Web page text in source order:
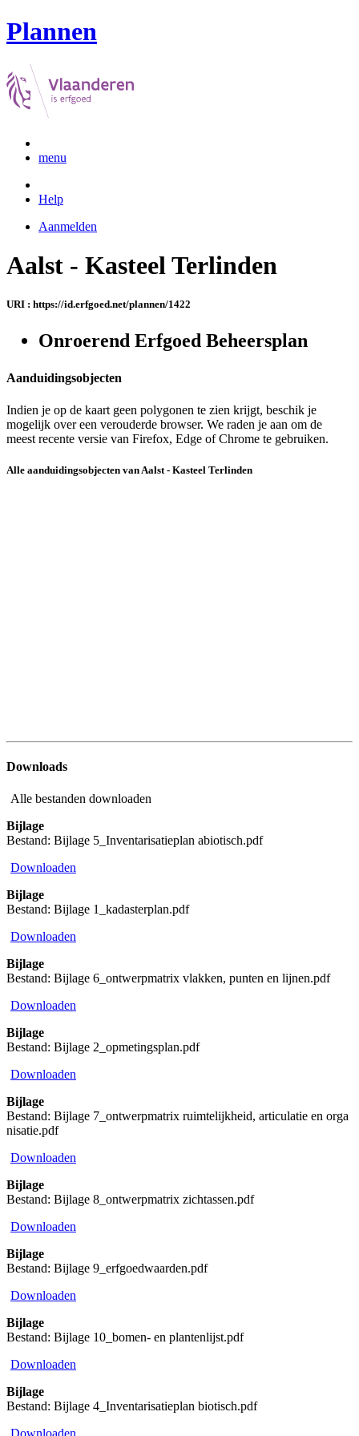
Plannen
menu
Help
Aanmelden
Aalst - Kasteel Terlinden
URI : https://id.erfgoed.net/plannen/1422
Onroerend Erfgoed Beheersplan
Aanduidingsobjecten
Indien je op de kaart geen polygonen te zien krijgt, beschik je
mogelijk over een verouderde browser. We raden je aan om de
meest recente versie van Firefox, Edge of Chrome te gebruiken.
Alle aanduidingsobjecten van Aalst - Kasteel Terlinden
Downloads
Alle bestanden downloaden
Bijlage
Bestand: Bijlage 5_Inventarisatieplan abiotisch.pdf
Downloaden
Bijlage
Bestand: Bijlage 1_kadasterplan.pdf
Downloaden
Bijlage
Bestand: Bijlage 6_ontwerpmatrix vlakken, punten en lijnen.pdf
Downloaden
Bijlage
Bestand: Bijlage 2_opmetingsplan.pdf
Downloaden
Bijlage
Bestand: Bijlage 7_ontwerpmatrix ruimtelijkheid, articulatie en orga
nisatie.pdf
Downloaden
Bijlage
Bestand: Bijlage 8_ontwerpmatrix zichtassen.pdf
Downloaden
Bijlage
Bestand: Bijlage 9_erfgoedwaarden.pdf
Downloaden
Bijlage
Bestand: Bijlage 10_bomen- en plantenlijst.pdf
Downloaden
Bijlage
Bestand: Bijlage 4_Inventarisatieplan biotisch.pdf
Downloaden